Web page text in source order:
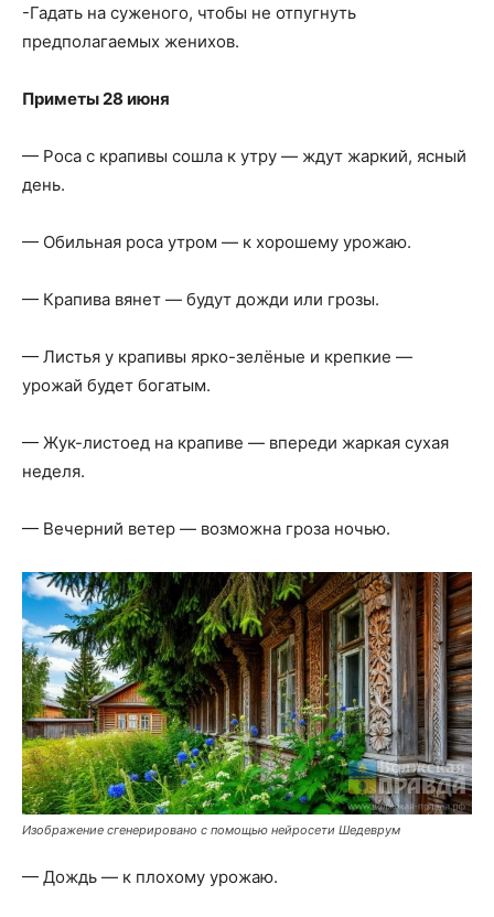
-Гадать на суженого, чтобы не отпугнуть
предполагаемых женихов.
Приметы 28 июня
— Роса с крапивы сошла к утру — ждут жаркий, ясный
день.
— Обильная роса утром — к хорошему урожаю.
— Крапива вянет — будут дожди или грозы.
— Листья у крапивы ярко-зелёные и крепкие —
урожай будет богатым.
— Жук-листоед на крапиве — впереди жаркая сухая
неделя.
— Вечерний ветер — возможна гроза ночью.
Изображение сгенерировано с помощью нейросети Шедеврум
— Дождь — к плохому урожаю.